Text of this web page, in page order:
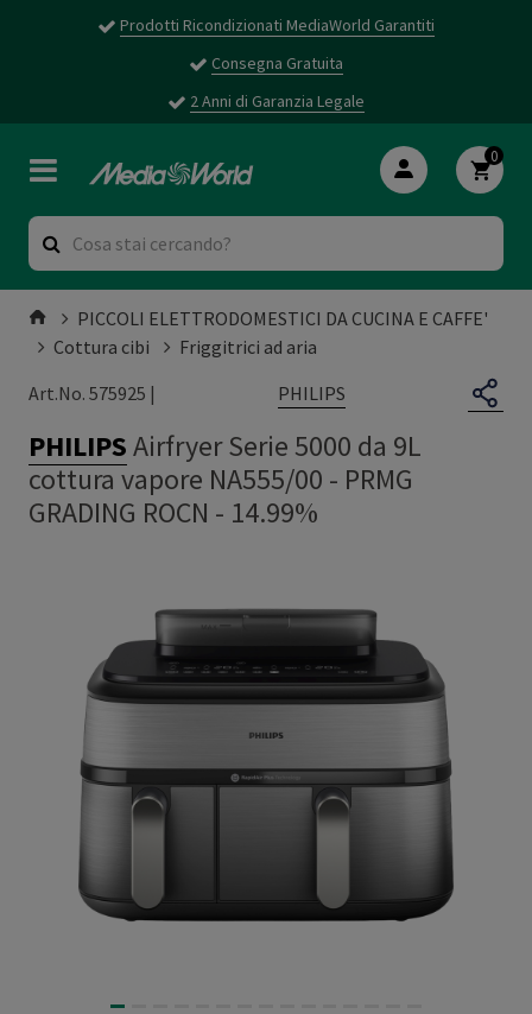
Prodotti Ricondizionati MediaWorld Garantiti
Consegna Gratuita
2 Anni di Garanzia Legale
0
PICCOLI ELETTRODOMESTICI DA CUCINA E CAFFE'
Cottura cibi
Friggitrici ad aria
Art.No. 575925 |
PHILIPS
PHILIPSAirfryer Serie 5000 da 9L
cottura vapore NA555/00 - PRMG
GRADING ROCN - 14.99%